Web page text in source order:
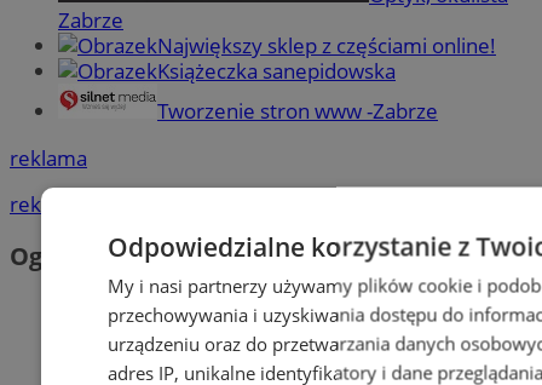
Zabrze
Największy sklep z częściami online!
Książeczka sanepidowska
Tworzenie stron www -Zabrze
reklama
reklama
OgłoszeniaOdpowiedzialne korzystanie z
My i nasi partnerzy używamy plików cookie i
przechowywania i uzyskiwania dostępu do
urządzeniu oraz do przetwarzania danych
adres IP, unikalne identyfikatory i dane